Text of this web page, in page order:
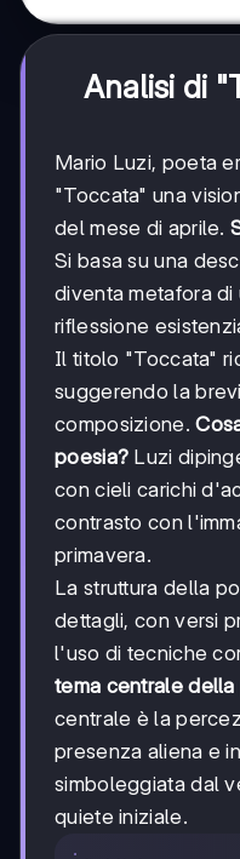
Analisi di
Mario Luzi, poeta
"Toccata" una
del mese di aprile.
Si basa su una
diventa metafora
riflessione
Il titolo "Toccata"
suggerendo la
composizione.
poesia? Luzi
con cieli carichi
contrasto con
primavera.
La struttura della
dettagli, con versi
l'uso di tecniche
tema centrale
centrale è la
presenza aliena e
simboleggiata dal
quiete iniziale.